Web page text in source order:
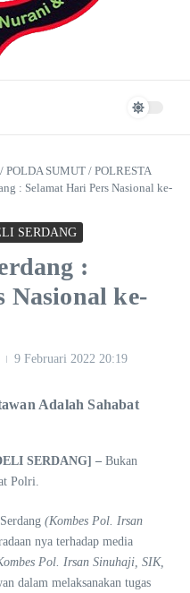
/ POLDA SUMUT / POLRESTA
: Selamat Hari Pers Nasional ke-
SERDANG
:
Nasional ke-
9 Februari 2022 20:19
Adalah Sahabat
SERDANG] – Bukan
Polri.
(Kombes Pol. Irsan
nya terhadap media
Pol. Irsan Sinuhaji, SIK,
dalam melaksanakan tugas